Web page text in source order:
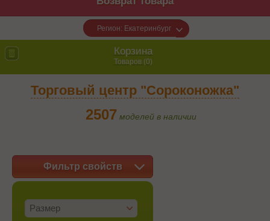
Регион: Екатеринбург
Корзина
Товаров (0)
Торговый центр "Сороконожка"
2507 моделей в наличии
Фильтр свойств
Размер